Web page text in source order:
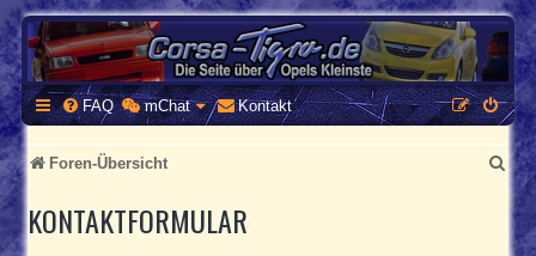
CORSA-TIGRA.DE
Homepage und Forum rund um Opel Corsa und Tigra
FAQ mChat Kontakt
Foren-Übersicht
S
u
KONTAKTFORMULAR